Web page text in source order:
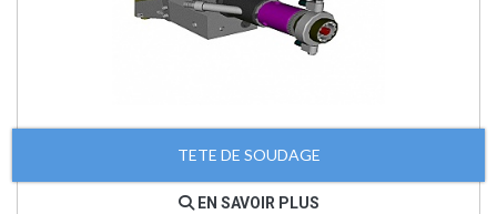
TETE DE SOUDAGE
EN SAVOIR PLUS